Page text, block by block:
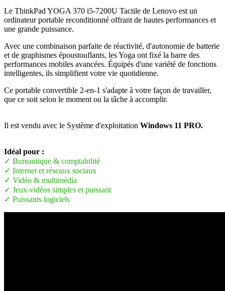
Le ThinkPad YOGA 370 i5-7200U Tactile de Lenovo est un
ordinateur portable reconditionné offrant de hautes performances et
une grande puissance.
Avec une combinaison parfaite de réactivité, d'autonomie de batterie
et de graphismes époustouflants, les Yoga ont fixé la barre des
performances mobiles avancées. Équipés d'une variété de fonctions
intelligentes, ils simplifient votre vie quotidienne.
Ce portable convertible 2-en-1 s'adapte à votre façon de travailler,
que ce soit selon le moment ou la tâche à accomplir.
Il est vendu avec le Système d'exploitation Windows 11 PRO.
Idéal pour :
✓ Bureautique & comptabilité
✓ Internet et réseaux sociaux
✓ Vidéo & multimédia
✓ Jeux-vidéos simples et puissant
✓ Puissants logiciels